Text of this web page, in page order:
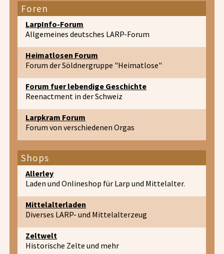
Foren
LarpInfo-Forum
Allgemeines deutsches LARP-Forum
Heimatlosen Forum
Forum der Söldnergruppe "Heimatlose"
Forum fuer lebendige Geschichte
Reenactment in der Schweiz
Larpkram Forum
Forum von verschiedenen Orgas
Shops
Allerley
Laden und Onlineshop für Larp und Mittelalter.
Mittelalterladen
Diverses LARP- und Mittelalterzeug
Zeltwelt
Historische Zelte und mehr